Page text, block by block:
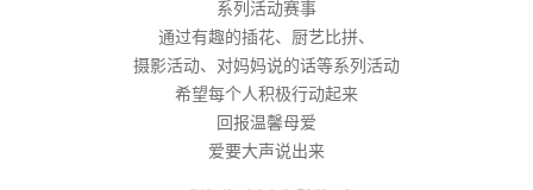
系列活动赛事
通过有趣的插花、厨艺比拼、
摄影活动、对妈妈说的话等系列活动
希望每个人积极行动起来
回报温馨母爱
爱要大声说出来